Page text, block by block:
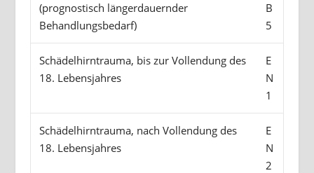
(prognostisch längerdauernder
Behandlungsbedarf)
B
5
Schädelhirntrauma, bis zur Vollendung des
18. Lebensjahres
E
N
1
Schädelhirntrauma, nach Vollendung des
18. Lebensjahres
E
N
2